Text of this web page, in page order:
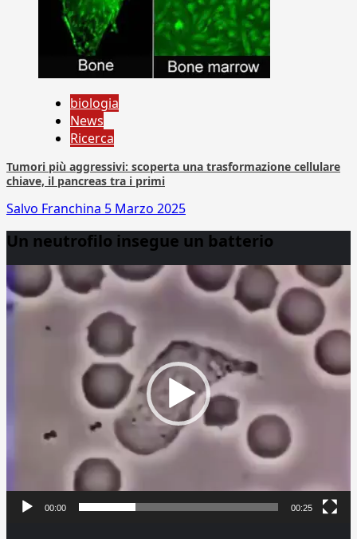
biologia
News
Ricerca
Tumori più aggressivi: scoperta una trasformazione cellulare
chiave, il pancreas tra i primi
Salvo Franchina 5 Marzo 2025
Un neutrofilo insegue un batterio
Player
00:00 00:25